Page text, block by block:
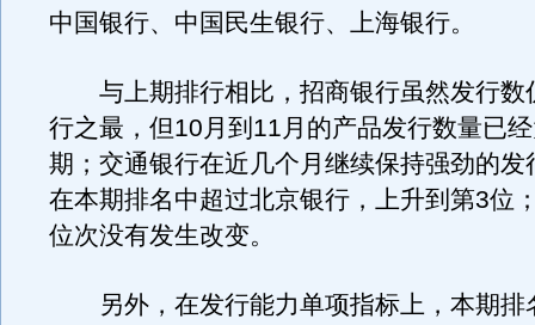
中国银行、中国民生银行、上海银行。
与上期排行相比，招商银行虽然发行数
行之最，但10月到11月的产品发行数量已
期；交通银行在近几个月继续保持强劲的发
在本期排名中超过北京银行，上升到第3位
位次没有发生改变。
另外，在发行能力单项指标上，本期排